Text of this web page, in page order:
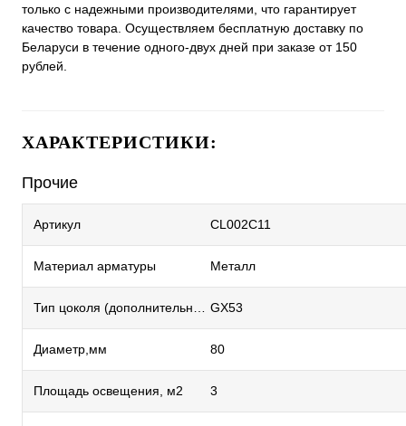
только с надежными производителями, что гарантирует
качество товара. Осуществляем бесплатную доставку по
Беларуси в течение одного-двух дней при заказе от 150
рублей.
ХАРАКТЕРИСТИКИ:
Прочие
Артикул CL002C11
Материал арматуры Металл
GX53
Диаметр,мм 80
Площадь освещения, м2 3